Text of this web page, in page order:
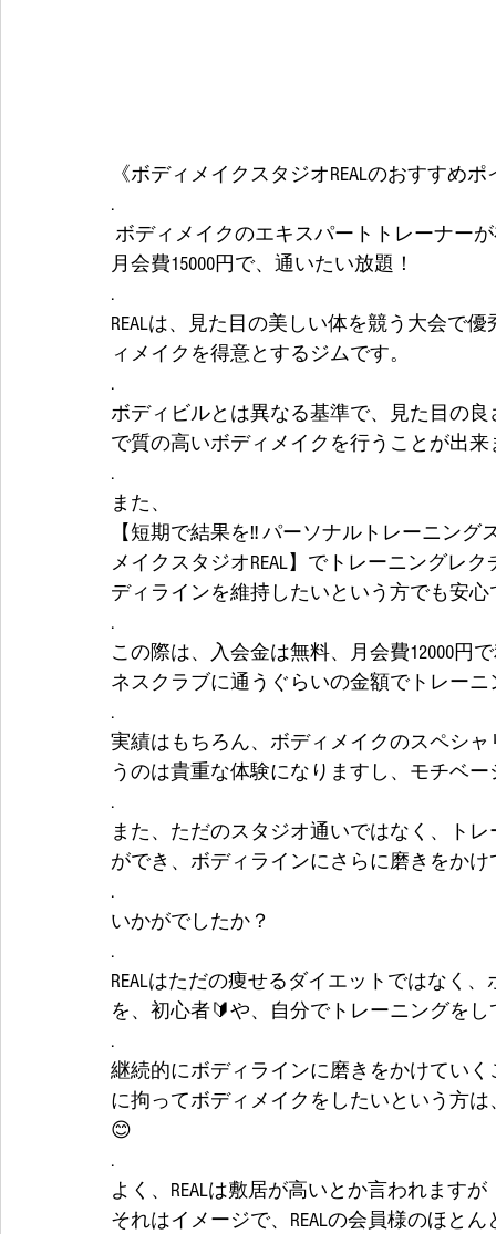
《ボディメイクスタジオREALのおすすめ
.
ボディメイクのエキスパートトレーナー
月会費15000円で、通いたい放題！
.
REALは、見た目の美しい体を競う大会で
ィメイクを得意とするジムです。
.
ボディビルとは異なる基準で、見た目の
で質の高いボディメイクを行うことが出来
.
また、
【短期で結果を‼️ パーソナルトレーニン
メイクスタジオREAL】でトレーニングレ
ディラインを維持したいという方でも安心
.
この際は、入会金は無料、月会費12000円
ネスクラブに通うぐらいの金額でトレー
.
実績はもちろん、ボディメイクのスペシ
うのは貴重な体験になりますし、モチベ
.
また、ただのスタジオ通いではなく、ト
ができ、ボディラインにさらに磨きをか
.
いかがでしたか？
.
REALはただの痩せるダイエットではなく
を、初心者🔰や、自分でトレーニングを
.
継続的にボディラインに磨きをかけてい
に拘ってボディメイクをしたいという方
😊
.
よく、REALは敷居が高いとか言われますが
それはイメージで、REALの会員様のほとん